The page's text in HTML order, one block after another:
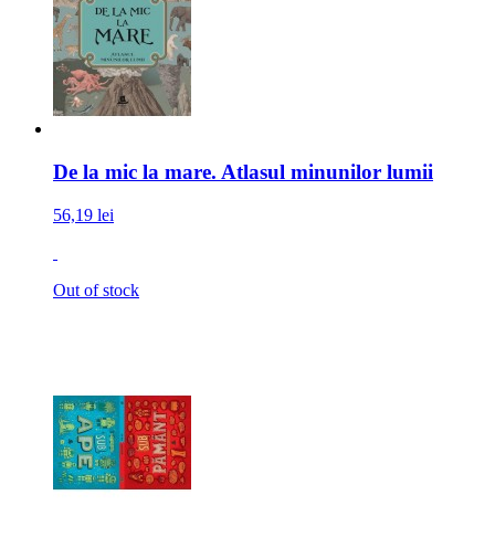
De la mic la mare. Atlasul minunilor lumii
56,19 lei
Out of stock